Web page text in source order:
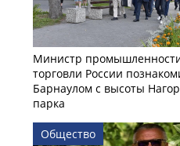
Министр
торговли России
Барнаулом с высоты
парка
Общество